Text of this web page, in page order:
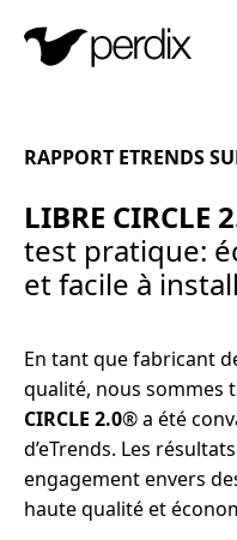
RAPPORT ETRENDS
LIBRE CIRCLE
test pratique:
et facile à
En tant que fabricant
qualité, nous sommes
CIRCLE 2.0® a été
d’eTrends. Les
engagement envers
haute qualité et